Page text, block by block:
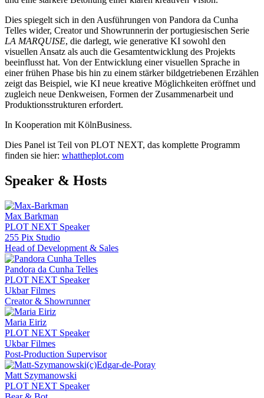
Dies spiegelt sich in den Ausführungen von Pandora da Cunha
Telles wider, Creator und Showrunnerin der portugiesischen Serie
LA MARQUISE, die darlegt, wie generative KI sowohl den
visuellen Ansatz als auch die Gesamtentwicklung des Projekts
beeinflusst hat. Von der Entwicklung einer visuellen Sprache in
einer frühen Phase bis hin zu einem stärker bildgetriebenen Erzählen
zeigt das Beispiel, wie KI neue kreative Möglichkeiten eröffnet und
zugleich neue Denkweisen, Formen der Zusammenarbeit und
Produktionsstrukturen erfordert.
In Kooperation mit KölnBusiness.
Dies Panel ist Teil von PLOT NEXT, das komplette Programm
finden sie hier: whattheplot.com
Speaker & Hosts
Max Barkman
PLOT NEXT Speaker
255 Pix Studio
Head of Development & Sales
Pandora da Cunha Telles
PLOT NEXT Speaker
Ukbar Filmes
Creator & Showrunner
Maria Eiriz
PLOT NEXT Speaker
Ukbar Filmes
Post-Production Supervisor
Matt Szymanowski
PLOT NEXT Speaker